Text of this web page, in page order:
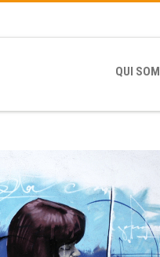
QUI SOM